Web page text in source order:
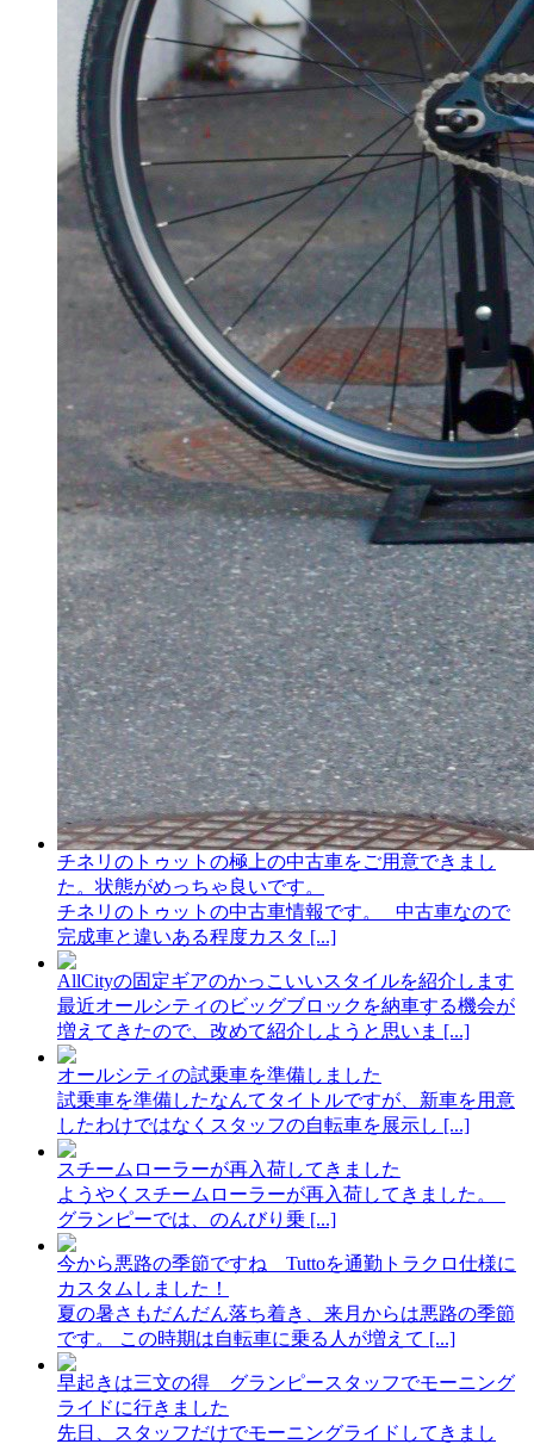
チネリのトゥットの極上の中古車をご用意できまし
た。状態がめっちゃ良いです。
チネリのトゥットの中古車情報です。 中古車なので
完成車と違いある程度カスタ [...]
AllCityの固定ギアのかっこいいスタイルを紹介します
最近オールシティのビッグブロックを納車する機会が
増えてきたので、改めて紹介しようと思いま [...]
オールシティの試乗車を準備しました
試乗車を準備したなんてタイトルですが、新車を用意
したわけではなくスタッフの自転車を展示し [...]
スチームローラーが再入荷してきました
ようやくスチームローラーが再入荷してきました。
グランピーでは、のんびり乗 [...]
今から悪路の季節ですね Tuttoを通勤トラクロ仕様に
カスタムしました！
夏の暑さもだんだん落ち着き、来月からは悪路の季節
です。 この時期は自転車に乗る人が増えて [...]
早起きは三文の得 グランピースタッフでモーニング
ライドに行きました
先日、スタッフだけでモーニングライドしてきまし